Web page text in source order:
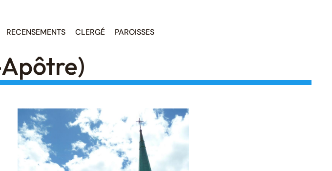
RECENSEMENTS CLERGÉ PAROISSES